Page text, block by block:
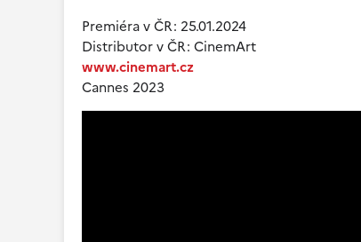
Premiéra v ČR: 25.01.2024
Distributor v ČR: CinemArt
www.cinemart.cz
Cannes 2023